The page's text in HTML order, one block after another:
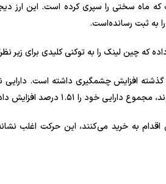
که چین لینک را به توکنی کلیدی برای زیر
به خرید می‌کنند، این حرکت اغلب